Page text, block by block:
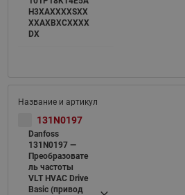
H3XAXXXXSXX
XXAXBXCXXXX
DX
131N0197
Danfoss
131N0197 —
Преобразовате
ль частоты
VLT HVAC Drive
Basic (привод